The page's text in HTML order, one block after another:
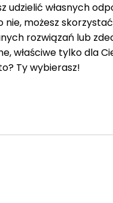
udzielić własnych
nie, możesz skorzystać
rozwiązań lub
właściwe tylko dla
Ty wybierasz!